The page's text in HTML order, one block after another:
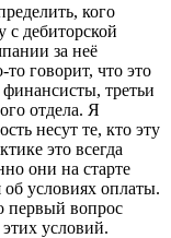
кого
с дебиторской
за неё
то говорит, что это
третьи
отдела. Я
несут те, кто эту
это всегда
они на старте
условиях оплаты.
первый вопрос
условий.